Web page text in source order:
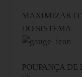
MAXIMIZAR O
DO SISTEMA
POUPANÇA